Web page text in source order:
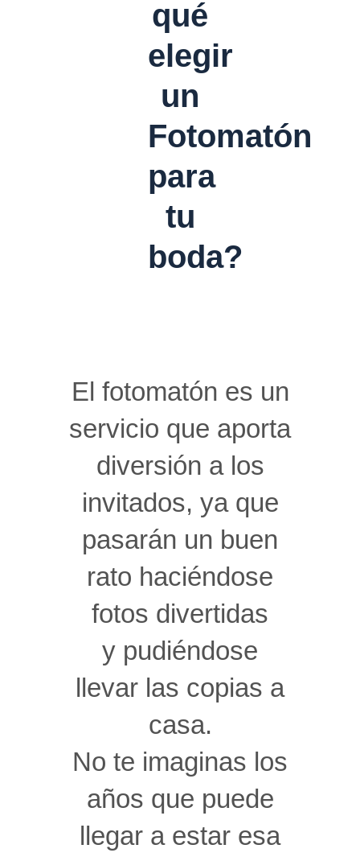
qué
elegir
un
Fotomatón
para
tu
boda?
El fotomatón es un
servicio que aporta
diversión a los
invitados, ya que
pasarán un buen
rato haciéndose
fotos divertidas
y pudiéndose
llevar las copias a
casa.
No te imaginas los
años que puede
llegar a estar esa